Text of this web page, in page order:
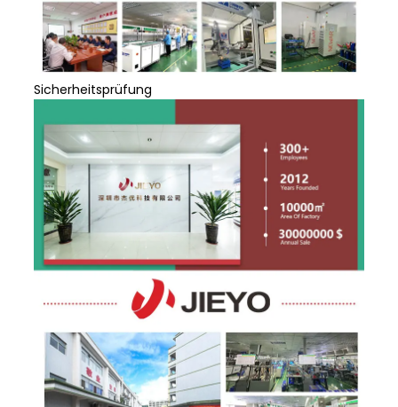
Sicherheitsprüfung